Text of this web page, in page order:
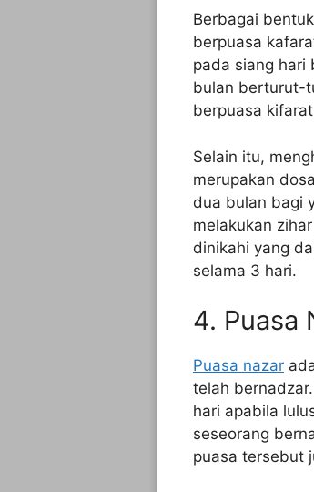
Berbagai
berpuasa
pada siang hari
bulan berturut-
berpuasa
Selain itu,
merupakan
dua bulan bagi
melakukan
dinikahi yang
selama 3 hari.
4. Puasa
Puasa nazar
telah
hari apabila
seseorang
puasa tersebut